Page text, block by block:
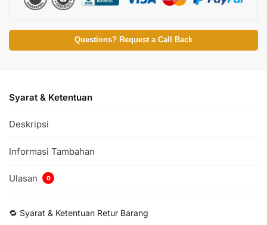
Questions? Request a Call Back
Syarat & Ketentuan
Deskripsi
Informasi Tambahan
Ulasan 0
🔁 Syarat & Ketentuan Retur Barang